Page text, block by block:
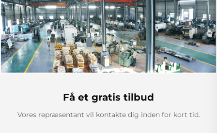
Få et gratis tilbud
Vores repræsentant vil kontakte dig inden for kort tid.